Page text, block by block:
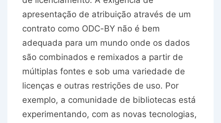
apresentação de atribuição através de um
contrato como ODC-BY não é bem
adequada para um mundo onde os dados
são combinados e remixados a partir de
múltiplas fontes e sob uma variedade de
licenças e outras restrições de uso. Por
exemplo, a comunidade de bibliotecas está
experimentando, com as novas tecnologias,